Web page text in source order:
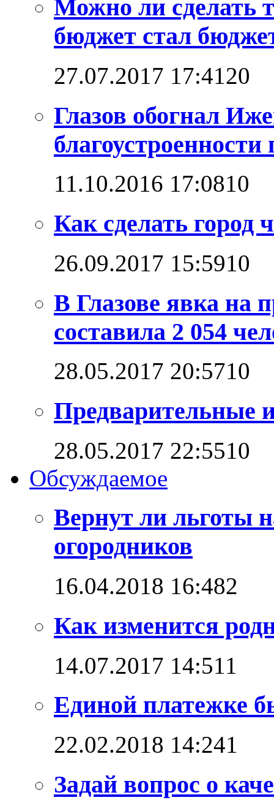
Можно ли сделать
бюджет стал
27.07.2017 17:4120
Глазов обогнал
благоустроенности
11.10.2016 17:0810
Как сделать
26.09.2017 15:5910
В Глазове явка на
составила 2 054
28.05.2017 20:5710
Предварительные
28.05.2017 22:5510
Обсуждаемое
Вернут ли льготы
огородников
16.04.2018 16:482
Как изменится
14.07.2017 14:51 1
Единой платежке
22.02.2018 14:241
Задай вопрос о